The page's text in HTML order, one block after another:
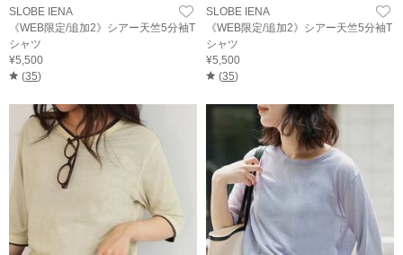
SLOBE IENA
《WEB限定/追加2》シアー天竺5分袖T
シャツ
¥5,500
(35)
SLOBE IENA
《WEB限定/追加2》シアー天竺5分袖T
シャツ
¥5,500
(35)